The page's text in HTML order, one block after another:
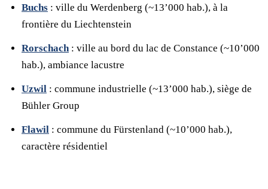
Buchs : ville du Werdenberg (~13’000 hab.), à la
frontière du Liechtenstein
Rorschach: ville au bord du lac de Constance (~10’000
hab.), ambiance lacustre
Uzwil : commune industrielle (~13’000 hab.), siège de
Bühler Group
Flawil : commune du Fürstenland (~10’000 hab.),
caractère résidentiel